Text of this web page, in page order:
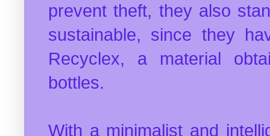
prevent theft, they also
sustainable, since they
Recyclex, a material
bottles.
With a minimalist and